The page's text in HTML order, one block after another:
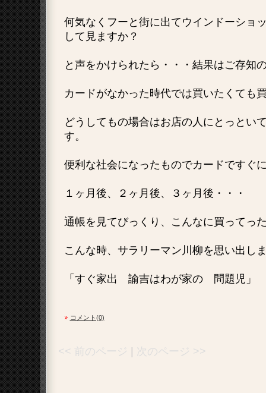
何気なくフーと街に出てウインドーショ
して見ますか？
と声をかけられたら・・・結果はご存知
カードがなかった時代では買いたくても
どうしてもの場合はお店の人にとっとい
す。
便利な社会になったものでカードですぐ
１ヶ月後、２ヶ月後、３ヶ月後・・・
通帳を見てびっくり、こんなに買ってっ
こんな時、サラリーマン川柳を思い出し
「すぐ家出 諭吉はわが家の 問題児」
コメント(0)
<< 前のページ 次のページ >>